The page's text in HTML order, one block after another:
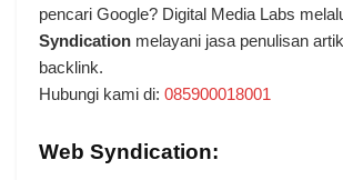
pencari Google? Digital Media Labs
Syndication melayani jasa penulisan
backlink.
Hubungi kami di: 085900018001
Web Syndication: